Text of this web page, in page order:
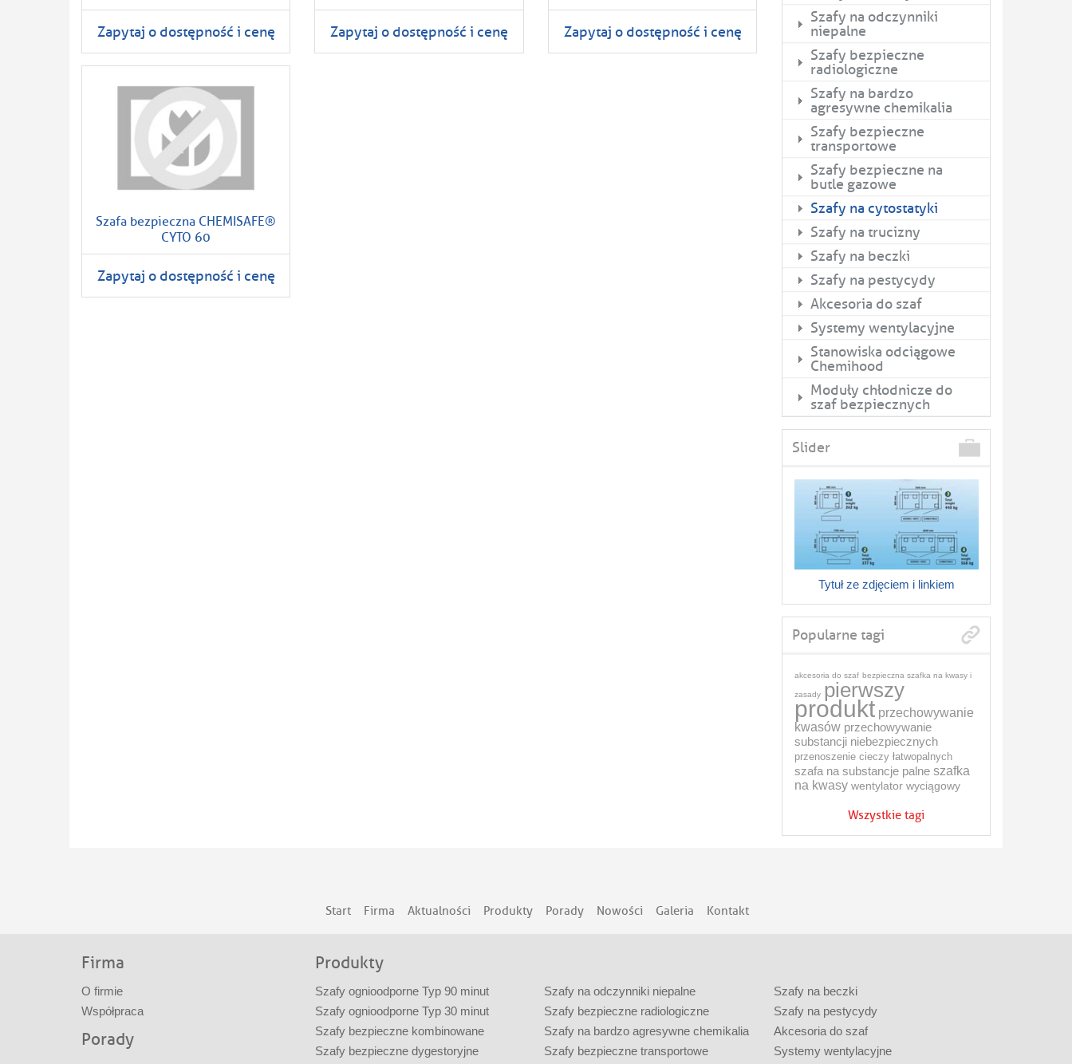
Zapytaj o dostępność i cenę Zapytaj o dostępność i cenę Zapytaj o dostępność i cenę
Szafa bezpieczna CHEMISAFE®
CYTO 60
Zapytaj o dostępność i cenę
Szafy na odczynniki
niepalne
Szafy bezpieczne
radiologiczne
Szafy na bardzo
agresywne chemikalia
Szafy bezpieczne
transportowe
Szafy bezpieczne na
butle gazowe
Szafy na cytostatyki
Szafy na trucizny
Szafy na beczki
Szafy na pestycydy
Akcesoria do szaf
Systemy wentylacyjne
Stanowiska odciągowe
Chemihood
Moduły chłodnicze do
szaf bezpiecznych
Slider
Tytuł ze zdjęciem i linkiem
Popularne tagi
akcesoria do szaf bezpieczna szafka na kwasy i
zasady pierwszy
produkt przechowywanie
kwasów przechowywanie
substancji niebezpiecznych
przenoszenie cieczy łatwopalnych
szafa na substancje palne szafka
na kwasy wentylator wyciągowy
Wszystkie tagi
Start Firma Aktualności Produkty Porady Nowości Galeria Kontakt
Firma
O firmie
Współpraca
Porady
Produkty
Szafy ognioodporne Typ 90 minut
Szafy ognioodporne Typ 30 minut
Szafy bezpieczne kombinowane
Szafy bezpieczne dygestoryjne
Szafy na odczynniki niepalne
Szafy bezpieczne radiologiczne
Szafy na bardzo agresywne chemikalia
Szafy bezpieczne transportowe
Szafy na beczki
Szafy na pestycydy
Akcesoria do szaf
Systemy wentylacyjne